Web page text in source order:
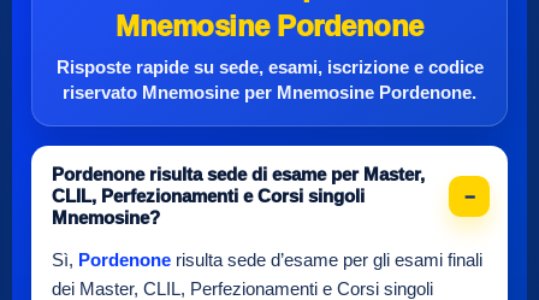
Mnemosine Pordenone
Risposte rapide su sede, esami, iscrizione e codice
riservato Mnemosine per Mnemosine Pordenone.
Pordenone risulta sede di esame per Master,
CLIL, Perfezionamenti e Corsi singoli
Mnemosine?
Sì, Pordenone risulta sede d’esame per gli esami finali
dei Master, CLIL, Perfezionamenti e Corsi singoli